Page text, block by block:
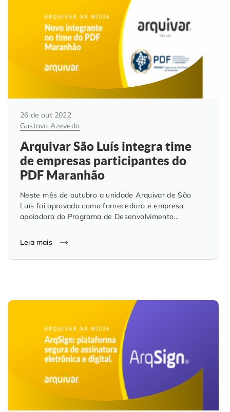
26 de out 2022
Gustavo Azevedo
Arquivar São Luís integra time
de empresas participantes do
PDF Maranhão
Neste mês de outubro a unidade Arquivar de São
Luís foi aprovada como fornecedora e empresa
apoiadora do Programa de Desenvolvimento...
Leia mais